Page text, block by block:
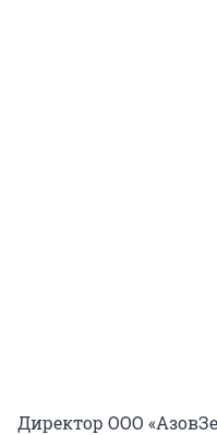
Директор ООО